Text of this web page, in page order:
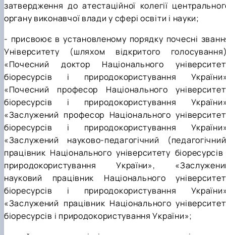
затвердження до атестаційної колегії
органу виконавчої влади у сфері освіти і науки;
- присвоює в установленому порядку почесні
Університету (шляхом відкритого
«Почесний доктор Національного
біоресурсів і природокористування
«Почесний професор Національного
біоресурсів і природокористування
«Заслужений професор Національного
біоресурсів і природокористування
«Заслужений науково-педагогічний
працівник Національного університету біоресурсів
природокористування України»,
науковий працівник Національного
біоресурсів і природокористування
«Заслужений працівник Національного
біоресурсів і природокористування України»;